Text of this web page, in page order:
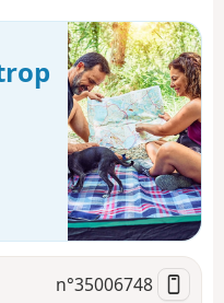
n°35006748